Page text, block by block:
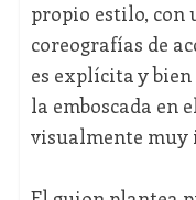
propio estilo, con
coreografías de
es explícita y bien
la emboscada en
visualmente muy